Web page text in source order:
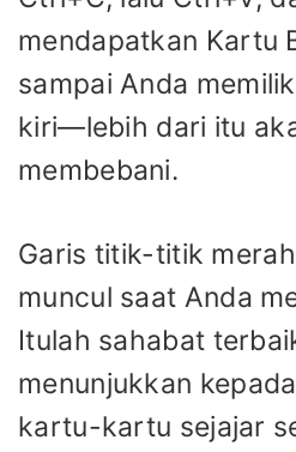
mendapatkan Kartu
sampai Anda
kiri—lebih dari itu
membebani.
Garis titik-titik
muncul saat Anda
Itulah sahabat
menunjukkan
kartu-kartu sejajar